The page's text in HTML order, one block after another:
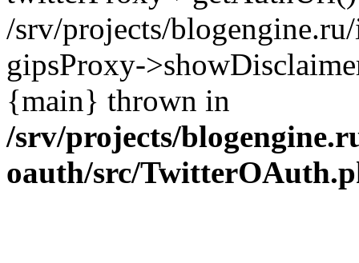
/srv/projects/
gipsProxy-
{main} thrown in
/srv/projects/
oauth/src/